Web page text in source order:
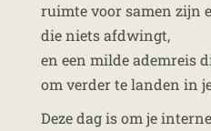
ruimte voor samen zijn
die niets afdwingt,
en een milde ademreis
om verder te landen in
Deze dag is om je